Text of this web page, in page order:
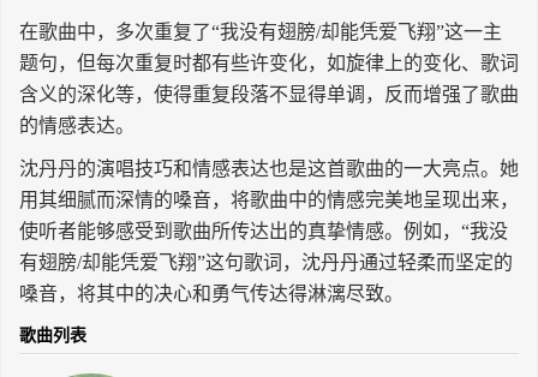
长按识别二维码
在歌曲中，多次重复了“我没有翅膀/却能凭爱飞翔”这一主
题句，但每次重复时都有些许变化，如旋律上的变化、歌词
含义的深化等，使得重复段落不显得单调，反而增强了歌曲
的情感表达。
沈丹丹的演唱技巧和情感表达也是这首歌曲的一大亮点。她
用其细腻而深情的嗓音，将歌曲中的情感完美地呈现出来，
使听者能够感受到歌曲所传达出的真挚情感。例如，“我没
有翅膀/却能凭爱飞翔”这句歌词，沈丹丹通过轻柔而坚定的
嗓音，将其中的决心和勇气传达得淋漓尽致。
歌曲列表